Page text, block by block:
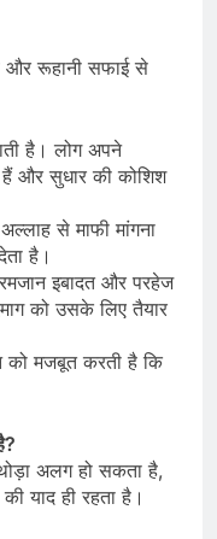
और रूहानी सफाई से
है। लोग अपने
हैं और सुधार की कोशिश
से माफी मांगना
है।
इबादत और परहेज
को उसके लिए तैयार
को मजबूत करती है कि
अलग हो सकता है,
याद ही रहता है।